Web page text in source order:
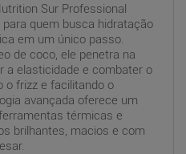
Sur Professional
quem busca hidratação
em um único passo.
de coco, ele penetra na
a elasticidade e combater o
o frizz e facilitando o
avançada oferece um
térmicas e
brilhantes, macios e com